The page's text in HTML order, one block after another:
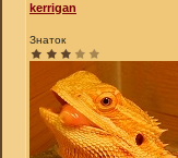
kerrigan
Знаток